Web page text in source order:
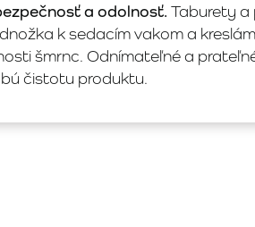
a odolnosť. Taburety a
k sedacím vakom a
šmrnc. Odnímateľné a
čistotu produktu.